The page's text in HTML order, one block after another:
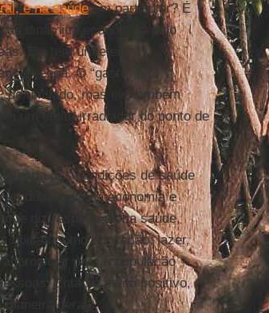
e na saúdeem particular? É
dinâmica econômica pelo
Ele tem um efeito
e renda. O “gasto” em
de um lado, mas ele também
um efeito irradiador do ponto de
das condições de saúde
da economia e
diz respeito à sua saúde,
coisas como educação, lazer,
propiciar para a população
Então é muito positivo,
maneira geral.